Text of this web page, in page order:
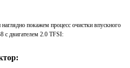
покажем процесс очистки впускного
с двигателем 2.0 TFSI: